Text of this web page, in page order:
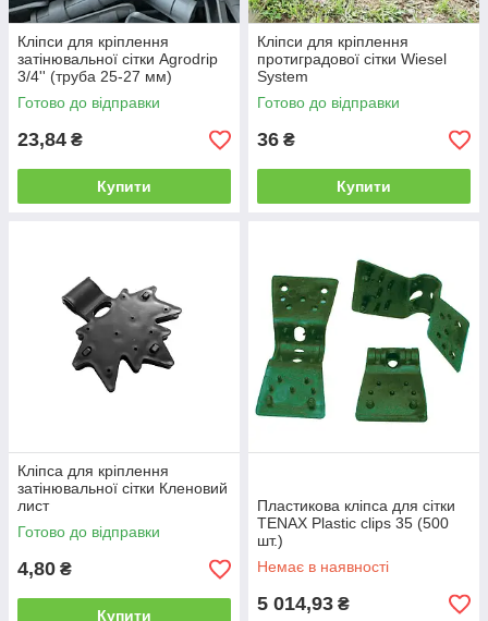
Кліпси для кріплення
затінювальної сітки Agrodrip
3/4'' (труба 25-27 мм)
Готово до відправки
23,84 ₴
Купити
Кліпси для кріплення
протиградової сітки Wiesel
System
Готово до відправки
36 ₴
Купити
Кліпса для кріплення
затінювальної сітки Кленовий
лист
Готово до відправки
4,80 ₴
Купити
Пластикова кліпса для сітки
TENAX Plastic clips 35 (500
шт.)
Немає в наявності
5 014,93 ₴